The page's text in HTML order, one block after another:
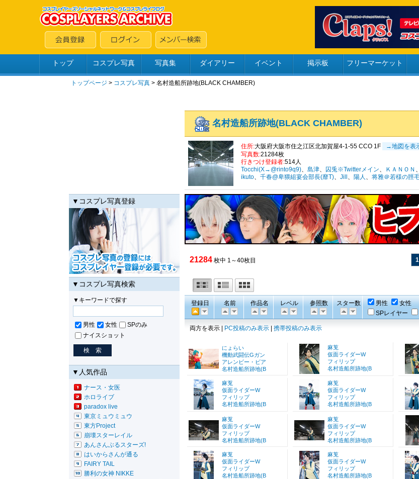
トップ コスプレ写真 写真集 ダイアリー イベント 掲示板 フリーマーケット
トップページ > コスプレ写真 > 名村造船所跡地(BLACK CHAMBER)
▼コスプレ写真登録
▼コスプレ写真検索
▼キーワードで探す
男性 女性
SPのみ
ナイスショット
▼人気作品
ナース・女医
ホロライブ
paradox live
東京ミュウミュウ
東方Project
崩壊スターレイル
あんさんぶるスターズ!
はいからさんが通る
FAIRY TAIL
勝利の女神 NIKKE
名村造船所跡地(BLACK CHAMBER)
住所:大阪府大阪市住之江区北加賀屋4-1-55 CCO 1F
→地図を表
写真数:21284枚
行きつけ登録者:514人
Tocchi(X→@rinto9q9)、 島津、 囚兎※Twitterメイン、 ＫＡＮＯＮ 、
ikuto、 千春@卑猥組宴会部長(靡T)、 Jill 、 陽人 、 将雅＠若様の脛
21284 枚中 1～40枚目 1
登録日 名前 作品名 レベル 参照数 スター数 男性
女性
SPレイヤー
両方を表示 | PC投稿のみ表示 携帯投稿のみ表示
にょらい
機動武闘伝Gガン
アレンビー・ビア
名村造船所跡地(B
麻莵
仮面ライダーW
フィリップ
名村造船所跡地(B
麻莵
仮面ライダーW
フィリップ
名村造船所跡地(B
麻莵
仮面ライダーW
フィリップ
名村造船所跡地(B
麻莵
仮面ライダーW
フィリップ
名村造船所跡地(B
麻莵
仮面ライダーW
フィリップ
名村造船所跡地(B
麻莵
仮面ライダーW
フィリップ
名村造船所跡地(B
麻莵
仮面ライダーW
フィリップ
名村造船所跡地(B